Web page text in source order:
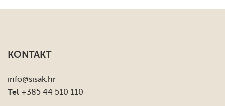
KONTAKT
info@sisak.hr
Tel +385 44 510 110